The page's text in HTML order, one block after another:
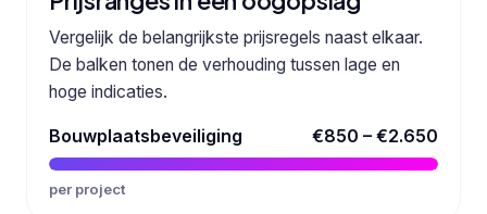
Vergelijk de belangrijkste prijsregels naast elkaar.
De balken tonen de verhouding tussen lage en
hoge indicaties.
Bouwplaatsbeveiliging €850 – €2.650
per project